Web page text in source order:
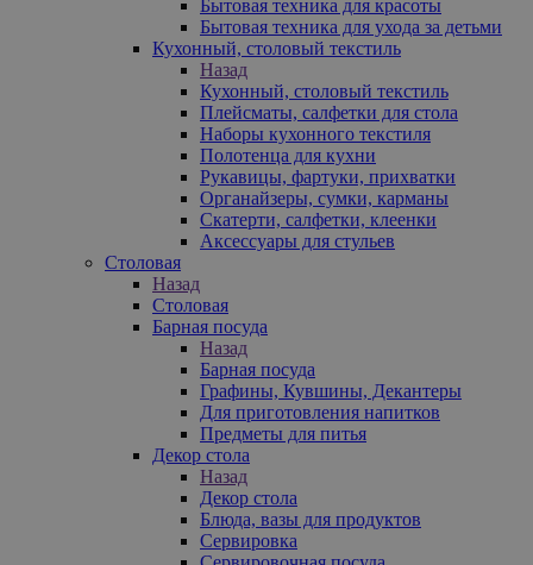
Бытовая техника для красоты
Бытовая техника для ухода за детьми
Кухонный, столовый текстиль
Назад
Кухонный, столовый текстиль
Плейсматы, салфетки для стола
Наборы кухонного текстиля
Полотенца для кухни
Рукавицы, фартуки, прихватки
Органайзеры, сумки, карманы
Скатерти, салфетки, клеенки
Аксессуары для стульев
Столовая
Назад
Столовая
Барная посуда
Назад
Барная посуда
Графины, Кувшины, Декантеры
Для приготовления напитков
Предметы для питья
Декор стола
Назад
Декор стола
Блюда, вазы для продуктов
Сервировка